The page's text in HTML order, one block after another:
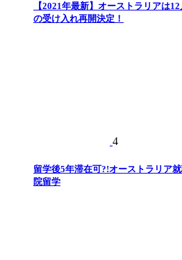
【2021年最新】オーストラリアは
の受け入れ再開決定！
4
留学後5年滞在可?!オーストラリア
院留学